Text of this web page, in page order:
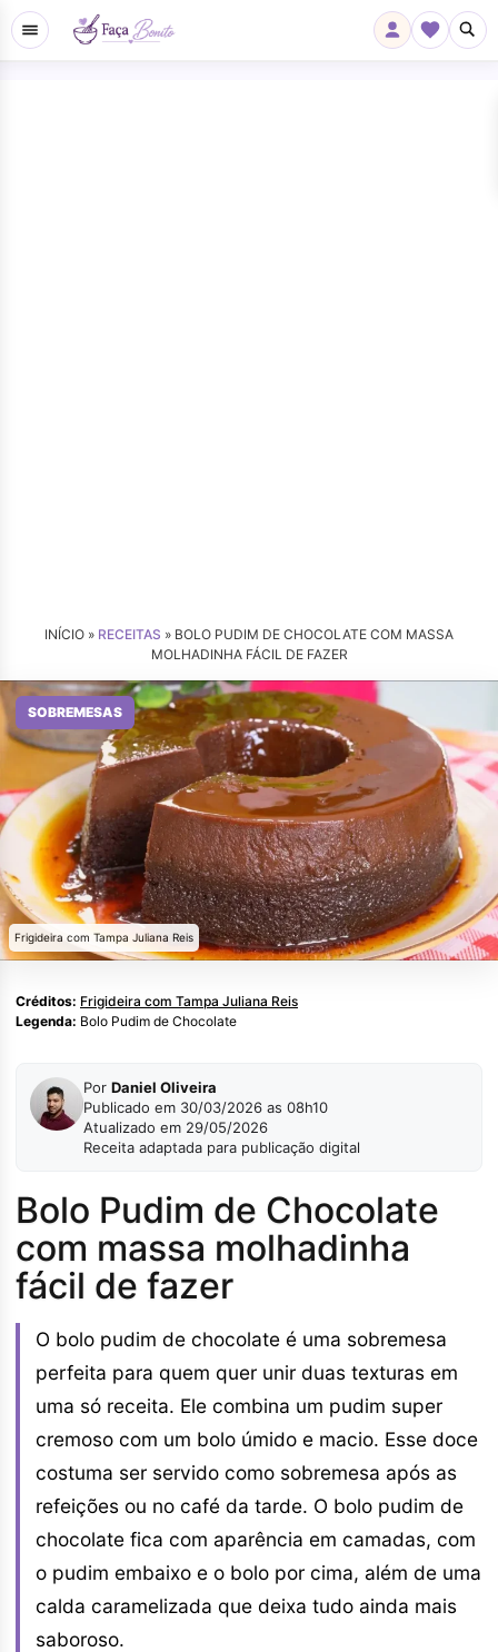
INÍCIO » RECEITAS » BOLO PUDIM DE CHOCOLATE COM MASSA
MOLHADINHA FÁCIL DE FAZER
SOBREMESAS
Frigideira com Tampa Juliana Reis
Créditos: Frigideira com Tampa Juliana Reis
Legenda: Bolo Pudim de Chocolate
Por Daniel Oliveira
Publicado em 30/03/2026 as 08h10
Atualizado em 29/05/2026
Receita adaptada para publicação digital
Bolo Pudim de Chocolate
com massa molhadinha
fácil de fazer
O bolo pudim de chocolate é uma sobremesa
perfeita para quem quer unir duas texturas em
uma só receita. Ele combina um pudim super
cremoso com um bolo úmido e macio. Esse doce
costuma ser servido como sobremesa após as
refeições ou no café da tarde. O bolo pudim de
chocolate fica com aparência em camadas, com
o pudim embaixo e o bolo por cima, além de uma
calda caramelizada que deixa tudo ainda mais
saboroso.